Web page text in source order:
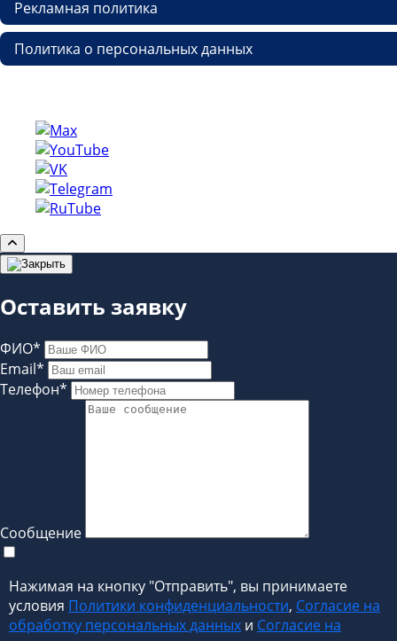
Рекламная политика
Политика о персональных данных
Оставить заявку
ФИО*
Email*
Телефон*
Сообщение
Нажимая на кнопку "Отправить", вы принимаете
условия Политики конфиденциальности, Согласие на
обработку персональных данных и Согласие на